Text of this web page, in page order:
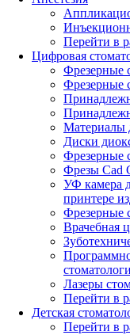
Перейти в
Цифровая
Фрезерные
Фрезерные
Материалы
Диски
Фрезерные
Фрезы Cad
УФ камера
принтере
Фрезерные
Врачебная
Лазеры
Перейти в
Детская
Перейти в